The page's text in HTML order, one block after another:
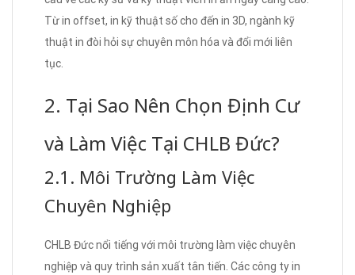
Từ in offset, in kỹ thuật số cho đến in 3D, ngành kỹ
thuật in đòi hỏi sự chuyên môn hóa và đổi mới liên
tục.
2. Tại Sao Nên Chọn Định Cư
và Làm Việc Tại CHLB Đức?
2.1. Môi Trường Làm Việc
Chuyên Nghiệp
CHLB Đức nổi tiếng với môi trường làm việc chuyên
nghiệp và quy trình sản xuất tân tiến. Các công ty in